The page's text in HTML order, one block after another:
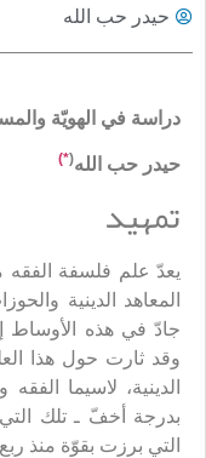
حيدر حب الله
دراسة في الهويّة
حيدر حب الله(
*)
تمهيد
يعدّ علم فلسفة الفقه
المعاهد الدينية
جادّ في هذه
وقد ثارت حول هذا
الدينية، لاسيما
بدرجة أخفّ ـ تلك
التي برزت بقوّة منذ